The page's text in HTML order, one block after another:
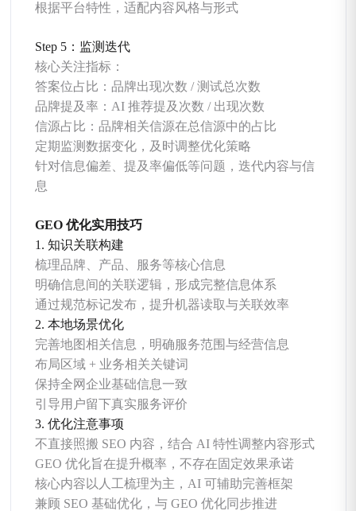
根据平台特性，适配内容风格与形式
Step 5：监测迭代
核心关注指标：
答案位占比：品牌出现次数 / 测试总次数
品牌提及率：AI 推荐提及次数 / 出现次数
信源占比：品牌相关信源在总信源中的占比
定期监测数据变化，及时调整优化策略
针对信息偏差、提及率偏低等问题，迭代内容与信
息
GEO 优化实用技巧
1. 知识关联构建
梳理品牌、产品、服务等核心信息
明确信息间的关联逻辑，形成完整信息体系
通过规范标记发布，提升机器读取与关联效率
2. 本地场景优化
完善地图相关信息，明确服务范围与经营信息
布局区域 + 业务相关关键词
保持全网企业基础信息一致
引导用户留下真实服务评价
3. 优化注意事项
不直接照搬 SEO 内容，结合 AI 特性调整内容形式
GEO 优化旨在提升概率，不存在固定效果承诺
核心内容以人工梳理为主，AI 可辅助完善框架
兼顾 SEO 基础优化，与 GEO 优化同步推进